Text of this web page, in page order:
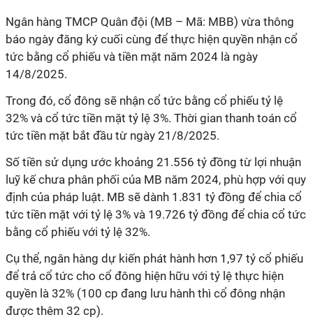
Ngân hàng TMCP Quân đội (MB – Mã: MBB) vừa thông
báo ngày đăng ký cuối cùng để thực hiện quyền nhận cổ
tức bằng cổ phiếu và tiền mặt năm 2024 là ngày
14/8/2025.
Trong đó, cổ đông sẽ nhận cổ tức bằng cổ phiếu tỷ lệ
32% và cổ tức tiền mặt tỷ lệ 3%. Thời gian thanh toán cổ
tức tiền mặt bắt đầu từ ngày 21/8/2025.
Số tiền sử dụng ước khoảng 21.556 tỷ đồng từ lợi nhuận
luỹ kế chưa phân phối của MB năm 2024, phù hợp với quy
định của pháp luật. MB sẽ dành 1.831 tỷ đồng để chia cổ
tức tiền mặt với tỷ lệ 3% và 19.726 tỷ đồng để chia cổ tức
bằng cổ phiếu với tỷ lệ 32%.
Cụ thể, ngân hàng dự kiến phát hành hơn 1,97 tỷ cổ phiếu
để trả cổ tức cho cổ đông hiện hữu với tỷ lệ thực hiện
quyền là 32% (100 cp đang lưu hành thì cổ đông nhận
được thêm 32 cp).